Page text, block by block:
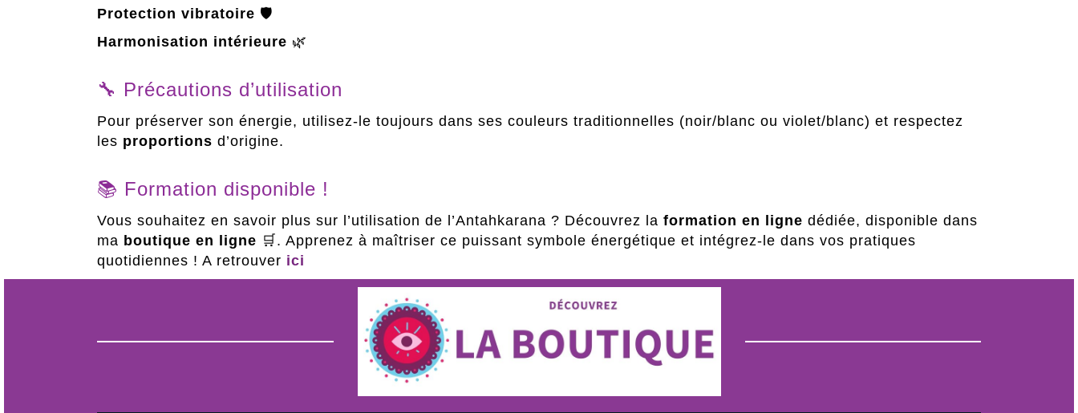
Protection vibratoire 🛡️
Harmonisation intérieure 🌿
🔧 Précautions d’utilisation
Pour préserver son énergie, utilisez-le toujours dans ses couleurs traditionnelles (noir/blanc ou violet/blanc) et respectez
les proportions d’origine.
📚 Formation disponible !
Vous souhaitez en savoir plus sur l’utilisation de l’Antahkarana ? Découvrez la formation en ligne dédiée, disponible dans
ma boutique en ligne 🛒. Apprenez à maîtriser ce puissant symbole énergétique et intégrez-le dans vos pratiques
quotidiennes ! A retrouver ici